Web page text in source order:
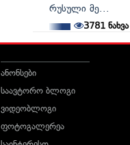
რუსული მე...
3781 ნახვა
ანონსები
საავტორო ბლოგი
ვიდეობლოგი
ფოტოგალერეა